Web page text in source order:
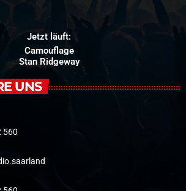
Jetzt läuft:
Camouflage
Stan Ridgeway
UNS
560